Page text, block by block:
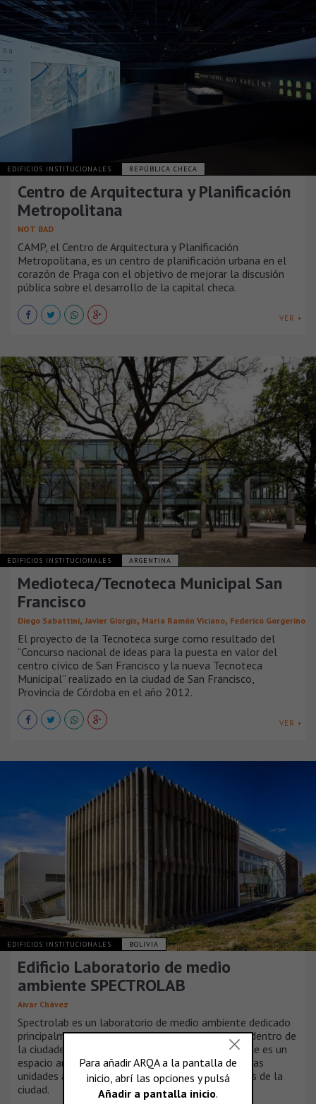
EDIFICIOS INSTITUCIONALES REPÚBLICA CHECA
Centro de Arquitectura y Planificación
Metropolitana
NOT BAD
CAMP, el Centro de Arquitectura y Planificación
Metropolitana, es un centro de planificación urbana en el
corazón de Praga con el objetivo de mejorar la discusión
pública sobre el desarrollo de la capital checa.
VER +
EDIFICIOS INSTITUCIONALES ARGENTINA
Medioteca/Tecnoteca Municipal San
Francisco
Diego Sabattini, Javier Giorgis, María Ramón Viciano, Federico Gorgerino
El proyecto de la Tecnoteca surge como resultado del
“Concurso nacional de ideas para la puesta en valor del
centro cívico de San Francisco y la nueva Tecnoteca
Municipal” realizado en la ciudad de San Francisco,
Provincia de Córdoba en el año 2012.
VER +
EDIFICIOS INSTITUCIONALES BOLIVIA
Edificio Laboratorio de medio
ambiente SPECTROLAB
Aivar Chávez
Spectrolab es un laboratorio de medio ambiente dedicado
principalmente al estudio de aguas, se encuentra dentro de
la ciudadela de la Universidad Técnica de Oruro, que es un
espacio amplio en el cual están concentrados varias
unidades académicas flanqueados por las serranías de la
ciudad.